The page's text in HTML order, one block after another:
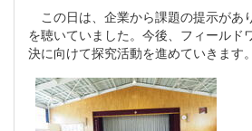
この日は、企業から課題の提示があ
を聴いていました。今後、フィールド
決に向けて探究活動を進めていきます。